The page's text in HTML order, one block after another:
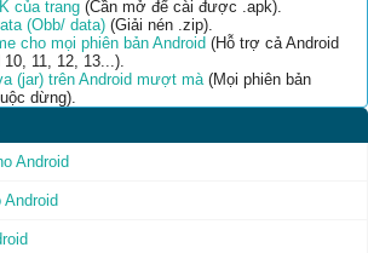
của trang (Cần mở để cài được .apk).
(Obb/ data) (Giải nén .zip).
cho mọi phiên bản Android (Hỗ trợ cả Android
11, 12, 13...).
(jar) trên Android mượt mà(Mọi phiên bản
dừng).
Android